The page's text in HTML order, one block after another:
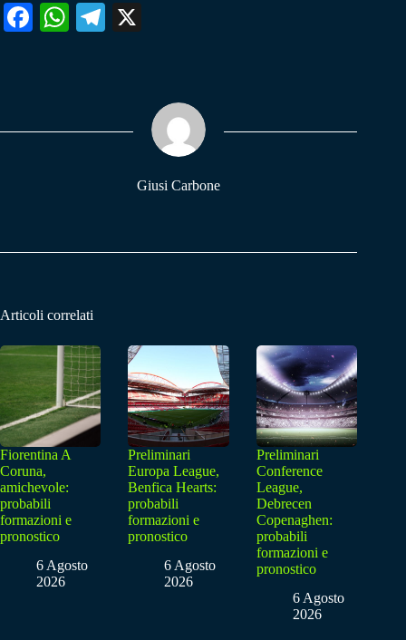
Fa W
pp
Te
m
Giusi Carbone
Articoli correlati
Fiorentina A
Coruna,
amichevole:
probabili
formazioni e
pronostico
6 Agosto
2026
Preliminari
Europa League,
Benfica Hearts:
probabili
formazioni e
pronostico
6 Agosto
2026
Preliminari
Conference
League,
Debrecen
Copenaghen:
probabili
formazioni e
pronostico
6 Agosto
2026